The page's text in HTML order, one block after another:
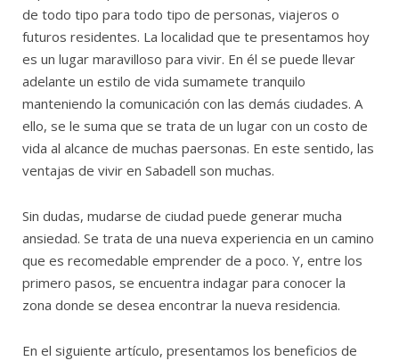
de todo tipo para todo tipo de personas, viajeros o
futuros residentes. La localidad que te presentamos hoy
es un lugar maravilloso para vivir. En él se puede llevar
adelante un estilo de vida sumamete tranquilo
manteniendo la comunicación con las demás ciudades. A
ello, se le suma que se trata de un lugar con un costo de
vida al alcance de muchas paersonas. En este sentido, las
ventajas de vivir en Sabadell son muchas.
Sin dudas, mudarse de ciudad puede generar mucha
ansiedad. Se trata de una nueva experiencia en un camino
que es recomedable emprender de a poco. Y, entre los
primero pasos, se encuentra indagar para conocer la
zona donde se desea encontrar la nueva residencia.
En el siguiente artículo, presentamos los beneficios de